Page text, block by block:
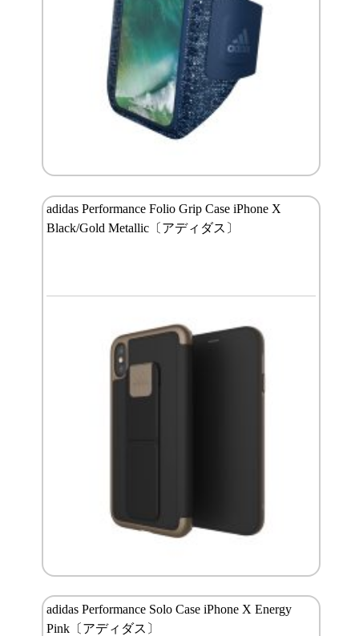
adidas Performance Folio Grip Case iPhone X
Black/Gold Metallic〔アディダス〕
adidas Performance Solo Case iPhone X Energy
Pink〔アディダス〕